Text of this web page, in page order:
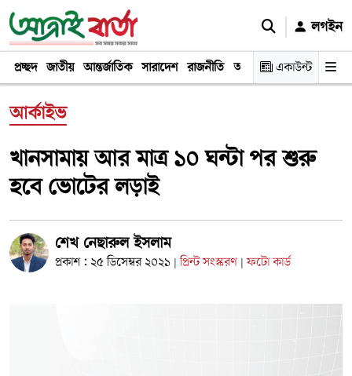
লগইন
প্রচ্ছদ জাতীয় আন্তর্জাতিক সারাদেশ রাজনীতি অর্থনীতি খেলা বিনোদন
একাউন্ট
আর্কাইভ
খানসামায় আর মাত্র ১০ ঘন্টা পর শুরু
হবে ভোটের লড়াই
শেখ নেছারুল ইসলাম
প্রকাশ : ২৫ ডিসেম্বর ২০২১ | প্রিন্ট সংস্করণ | ফটো কার্ড